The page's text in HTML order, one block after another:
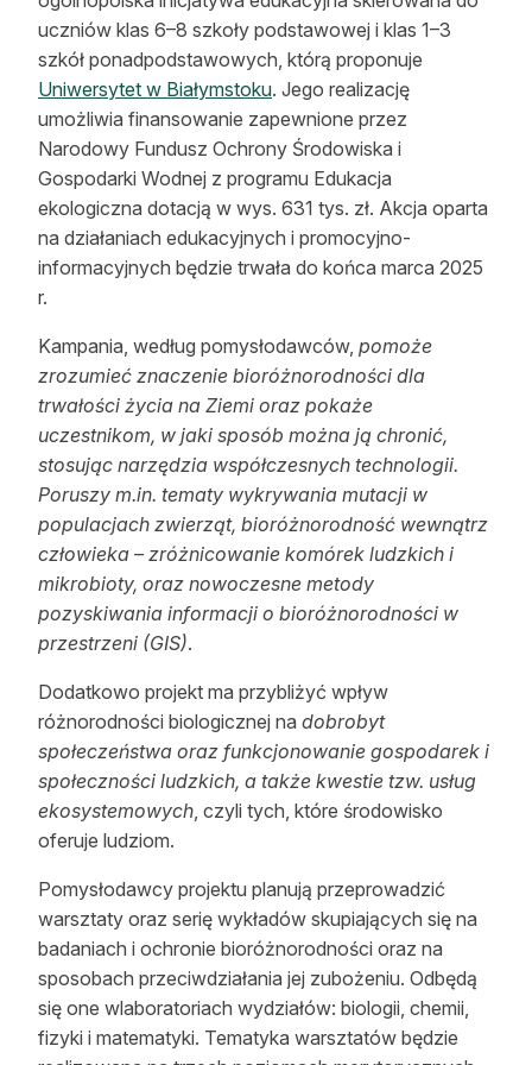
Reklama
Zostań autorem
Archiwum
Kontakt
uczniów klas 6–8 szkoły podstawowej i klas 1–3
szkół ponadpodstawowych, którą proponuje
Uniwersytet w Białymstoku. Jego realizację
umożliwia finansowanie zapewnione przez
Narodowy Fundusz Ochrony Środowiska i
Gospodarki Wodnej z programu Edukacja
ekologiczna dotacją w wys. 631 tys. zł. Akcja oparta
na działaniach edukacyjnych i promocyjno-
informacyjnych będzie trwała do końca marca 2025
r.
Kampania, według pomysłodawców, pomoże
zrozumieć znaczenie bioróżnorodności dla
trwałości życia na Ziemi oraz pokaże
uczestnikom, w jaki sposób można ją chronić,
stosując narzędzia współczesnych technologii.
Poruszy m.in. tematy wykrywania mutacji w
populacjach zwierząt, bioróżnorodność wewnątrz
człowieka – zróżnicowanie komórek ludzkich i
mikrobioty, oraz nowoczesne metody
pozyskiwania informacji o bioróżnorodności w
przestrzeni (GIS).
Dodatkowo projekt ma przybliżyć wpływ
różnorodności biologicznej na dobrobyt
społeczeństwa oraz funkcjonowanie gospodarek i
społeczności ludzkich, a także kwestie tzw. usług
ekosystemowych , czyli tych, które środowisko
oferuje ludziom.
Pomysłodawcy projektu planują przeprowadzić
warsztaty oraz serię wykładów skupiających się na
badaniach i ochronie bioróżnorodności oraz na
sposobach przeciwdziałania jej zubożeniu. Odbędą
się one wlaboratoriach wydziałów: biologii, chemii,
fizyki i matematyki. Tematyka warsztatów będzie